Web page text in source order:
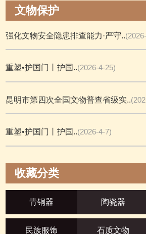
文物保护
强化文物安全隐患排查能力·严守..
重塑•护国门丨护国..(2026-4-25)
昆明市第四次全国文物普查省级实..
重塑•护国门丨护国..(2026-4-7)
收藏分类
青铜器 陶瓷器
民族服饰 石质文物